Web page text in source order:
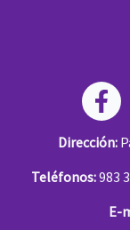
Dirección:
Teléfonos:983
E-